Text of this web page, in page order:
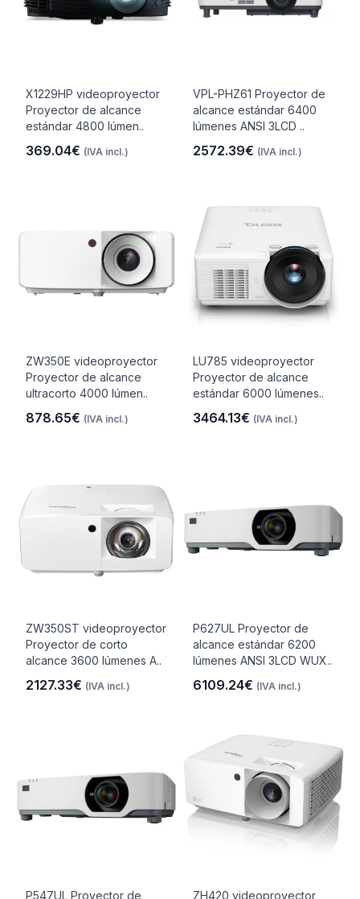
X1229HP videoproyector
Proyector de alcance
estándar 4800 lúmen..
369.04€ (IVA incl.)
VPL-PHZ61 Proyector de
alcance estándar 6400
lúmenes ANSI 3LCD ..
2572.39€ (IVA incl.)
ZW350E videoproyector
Proyector de alcance
ultracorto 4000 lúmen..
878.65€ (IVA incl.)
LU785 videoproyector
Proyector de alcance
estándar 6000 lúmenes..
3464.13€ (IVA incl.)
ZW350ST videoproyector
Proyector de corto
alcance 3600 lúmenes A..
2127.33€ (IVA incl.)
P627UL Proyector de
alcance estándar 6200
lúmenes ANSI 3LCD WUX..
6109.24€ (IVA incl.)
P547UL Proyector de
ZH420 videoproyector